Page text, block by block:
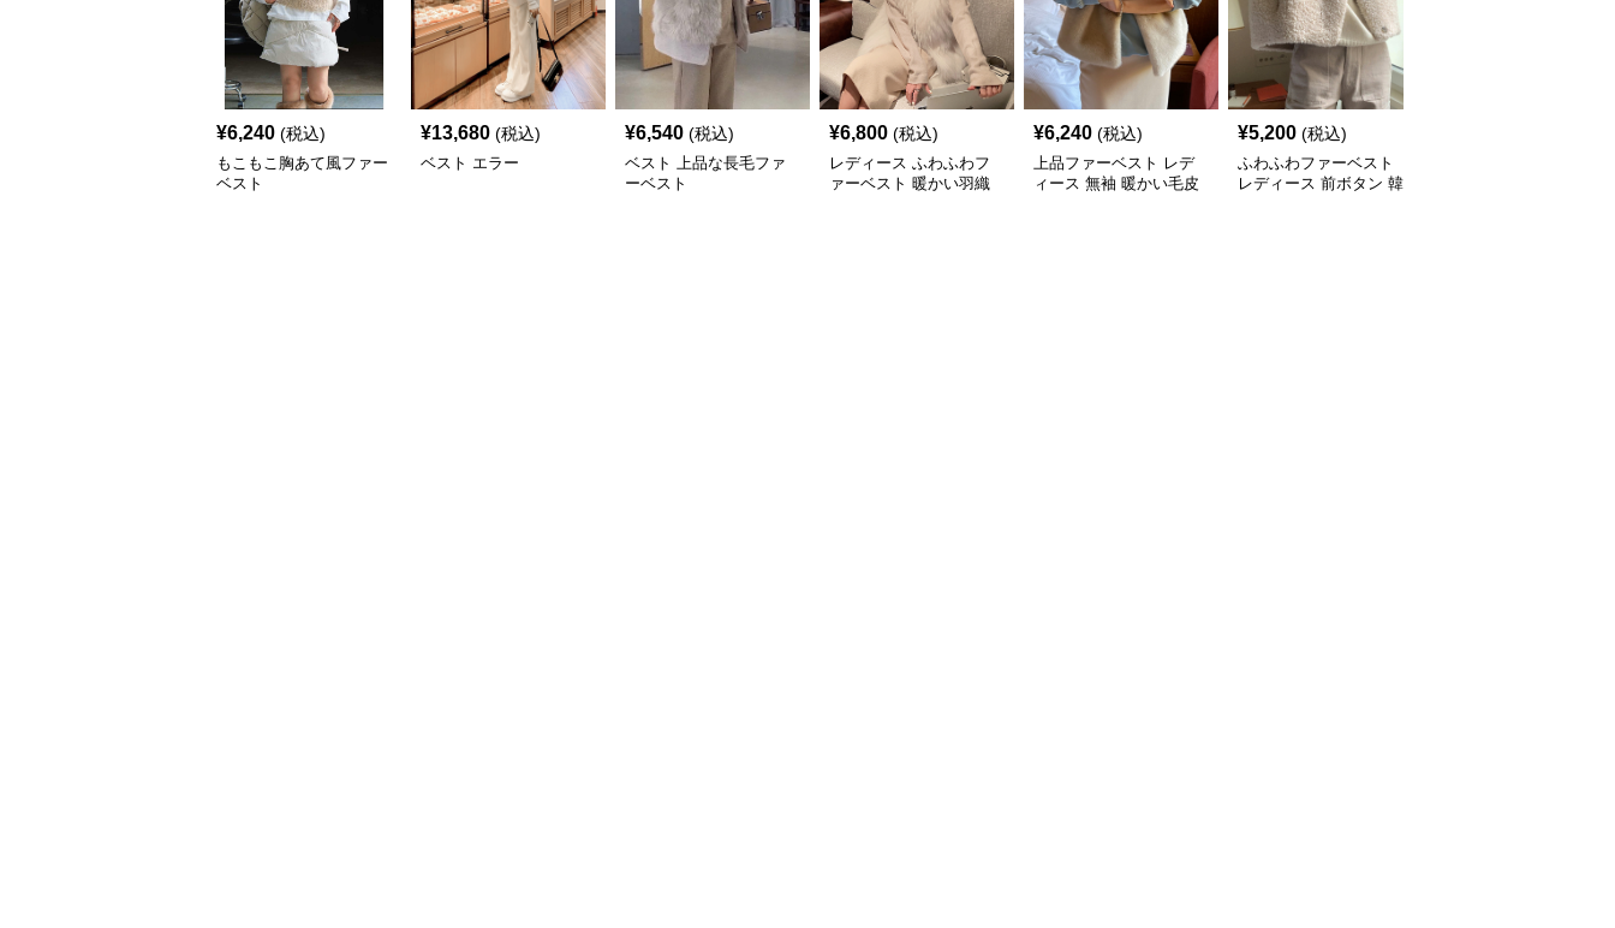
¥6,240 (税込)
もこもこ胸あて風ファー
ベスト
¥13,680 (税込)
ベスト エラー
¥6,540 (税込)
ベスト 上品な長毛ファ
ーベスト
¥6,800 (税込)
レディース ふわふわフ
ァーベスト 暖かい羽織
¥6,240 (税込)
上品ファーベスト レデ
ィース 無袖 暖かい毛皮
¥5,200 (税込)
ふわふわファーベスト
レディース 前ボタン 韓